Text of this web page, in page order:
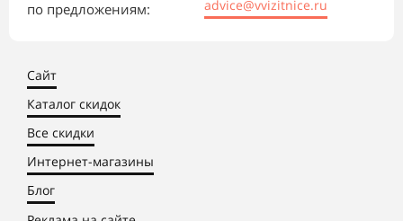
по предложениям: advice@vvizitnice.ru
Сайт
Каталог скидок
Все скидки
Интернет-магазины
Блог